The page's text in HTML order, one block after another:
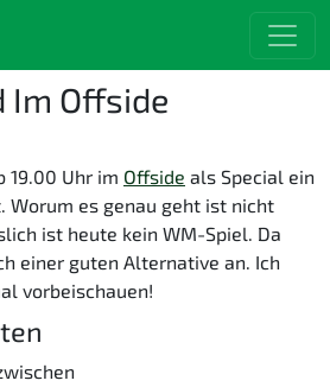
Im Offside
19.00 Uhr im Offside als Special ein
Worum es genau geht ist nicht
ist heute kein WM-Spiel. Da
einer guten Alternative an. Ich
vorbeischauen!